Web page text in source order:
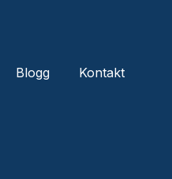
Blogg
Kontakt